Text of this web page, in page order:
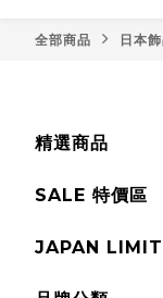
全部商品 日本
精選商品
SALE 特價區
JAPAN